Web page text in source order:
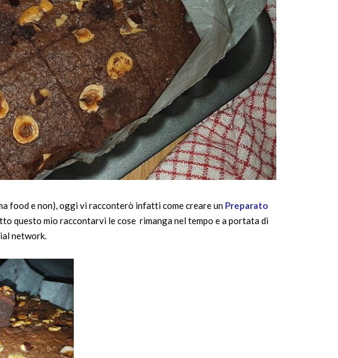
food e non), oggi vi racconterò infatti come creare un Preparato
questo mio raccontarvi le cose rimanga nel tempo e a portata di
network.